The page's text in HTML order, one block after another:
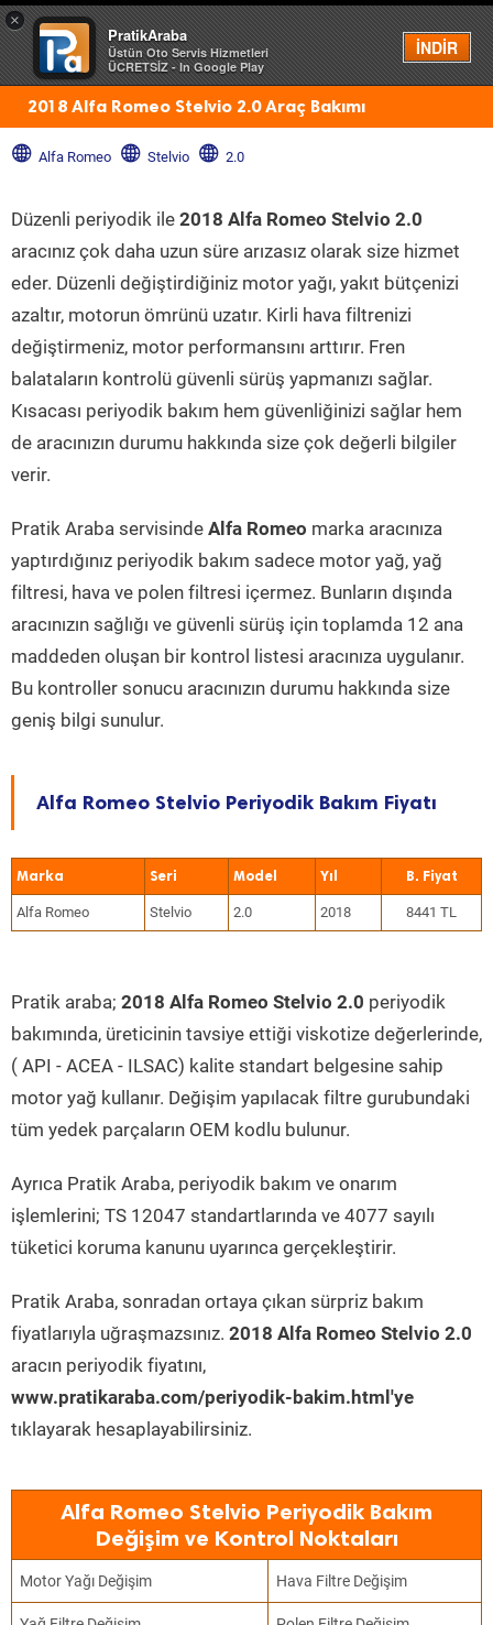
×
PratikAraba
Üstün Oto Servis Hizmetleri
ÜCRETSİZ - In Google Play
İNDİR
Menü
2018 Alfa Romeo Stelvio 2.0 Araç Bakımı
Alfa Romeo Stelvio 2.0
Düzenli periyodik ile 2018 Alfa Romeo Stelvio 2.0
aracınız çok daha uzun süre arızasız olarak size hizmet
eder. Düzenli değiştirdiğiniz motor yağı, yakıt bütçenizi
azaltır, motorun ömrünü uzatır. Kirli hava filtrenizi
değiştirmeniz, motor performansını arttırır. Fren
balataların kontrolü güvenli sürüş yapmanızı sağlar.
Kısacası periyodik bakım hem güvenliğinizi sağlar hem
de aracınızın durumu hakkında size çok değerli bilgiler
verir.
Pratik Araba servisinde Alfa Romeo marka aracınıza
yaptırdığınız periyodik bakım sadece motor yağ, yağ
filtresi, hava ve polen filtresi içermez. Bunların dışında
aracınızın sağlığı ve güvenli sürüş için toplamda 12 ana
maddeden oluşan bir kontrol listesi aracınıza uygulanır.
Bu kontroller sonucu aracınızın durumu hakkında size
geniş bilgi sunulur.
Alfa Romeo Stelvio Periyodik Bakım Fiyatı
Marka Seri Model Yıl
Alfa Romeo Stelvio 2.0 2018 8441 TL
Pratik araba; 2018 Alfa Romeo Stelvio 2.0 periyodik
bakımında, üreticinin tavsiye ettiği viskotize değerlerinde,
( API - ACEA - ILSAC) kalite standart belgesine sahip
motor yağ kullanır. Değişim yapılacak filtre gurubundaki
tüm yedek parçaların OEM kodlu bulunur.
Ayrıca Pratik Araba, periyodik bakım ve onarım
işlemlerini; TS 12047 standartlarında ve 4077 sayılı
tüketici koruma kanunu uyarınca gerçekleştirir.
Pratik Araba, sonradan ortaya çıkan sürpriz bakım
fiyatlarıyla uğraşmazsınız. 2018 Alfa Romeo Stelvio 2.0
aracın periyodik fiyatını,
www.pratikaraba.com/periyodik-bakim.html'ye
tıklayarak hesaplayabilirsiniz.
Alfa Romeo Stelvio Periyodik Bakım
Değişim ve Kontrol Noktaları
Motor Yağı Değişim Hava Filtre Değişim